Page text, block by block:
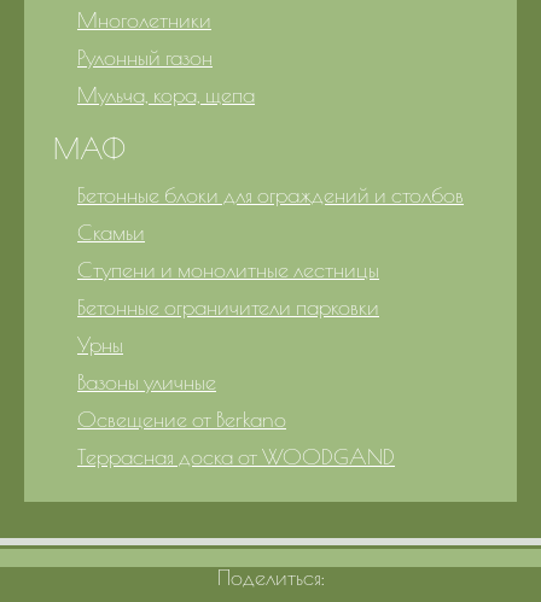
Многолетники
Рулонный газон
Мульча, кора, щепа
МАФ
Бетонные блоки для ограждений и столбов
Скамьи
Ступени и монолитные лестницы
Бетонные ограничители парковки
Урны
Вазоны уличные
Освещение от Berkano
Террасная доска от WOODGAND
Поделиться: